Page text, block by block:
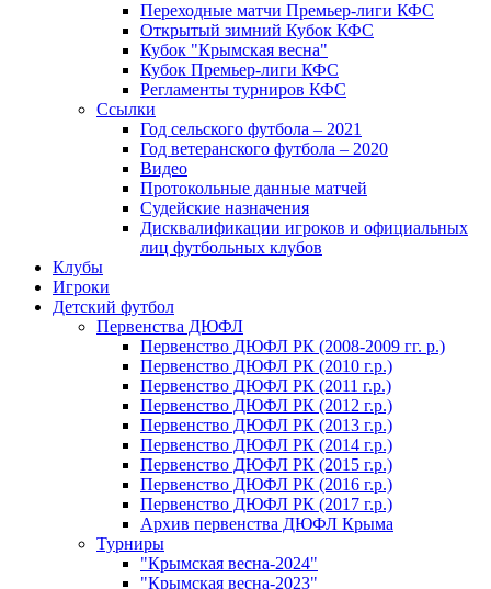
Переходные матчи Премьер-лиги КФС
Открытый зимний Кубок КФС
Кубок "Крымская весна"
Кубок Премьер-лиги КФС
Регламенты турниров КФС
Ссылки
Год сельского футбола – 2021
Год ветеранского футбола – 2020
Видео
Протокольные данные матчей
Судейские назначения
Дисквалификации игроков и официальных
лиц футбольных клубов
Клубы
Игроки
Детский футбол
Первенства ДЮФЛ
Первенство ДЮФЛ РК (2008-2009 гг. р.)
Первенство ДЮФЛ РК (2010 г.р.)
Первенство ДЮФЛ РК (2011 г.р.)
Первенство ДЮФЛ РК (2012 г.р.)
Первенство ДЮФЛ РК (2013 г.р.)
Первенство ДЮФЛ РК (2014 г.р.)
Первенство ДЮФЛ РК (2015 г.р.)
Первенство ДЮФЛ РК (2016 г.р.)
Первенство ДЮФЛ РК (2017 г.р.)
Архив первенства ДЮФЛ Крыма
Турниры
"Крымская весна-2024"
"Крымская весна-2023"